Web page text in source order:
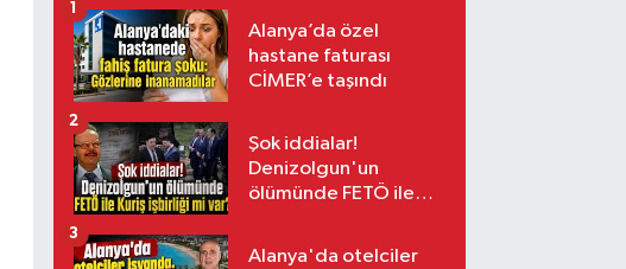
Alanya’da özel
hastane faturası
CİMER’e taşındı
1
Şok iddialar!
Denizolgun'un
ölümünde FETÖ ile
2
Alanya'da otelciler
3